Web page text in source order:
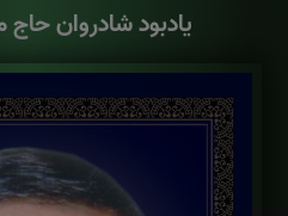
یادبود شادروان